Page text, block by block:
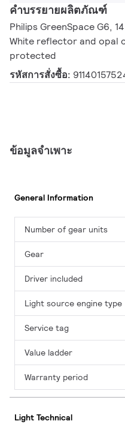
คำบรรยายผลิตภัณฑ์
Philips GreenSpace G6,
White reflector and opal
protected
รหัสการสั่งซื้อ:
ข้อมูลจำเพาะ
General Information
Number of gear units
Gear
Driver included
Light source engine type
Service tag
Value ladder
Warranty period
Light Technical